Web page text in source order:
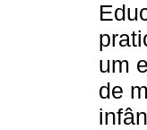
um
de